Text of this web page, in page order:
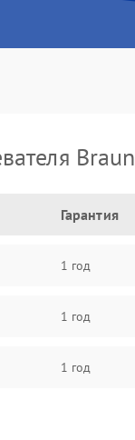
Braun
Гарантия
1 год
1 год
1 год